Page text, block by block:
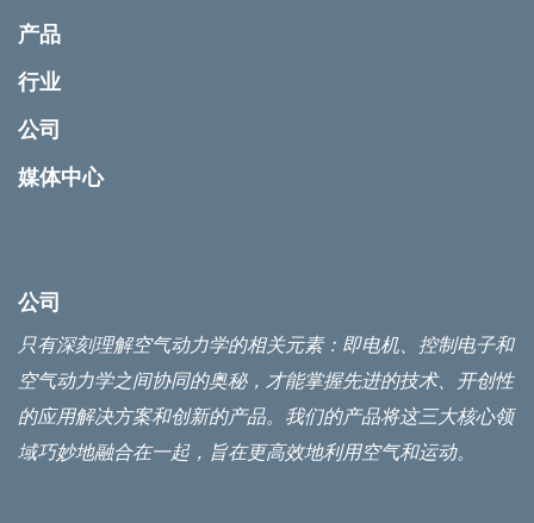
产品
行业
公司
媒体中心
公司
只有深刻理解空气动力学的相关元素：即电机、控制电子和
空气动力学之间协同的奥秘，才能掌握先进的技术、开创性
的应用解决方案和创新的产品。我们的产品将这三大核心领
域巧妙地融合在一起，旨在更高效地利用空气和运动。